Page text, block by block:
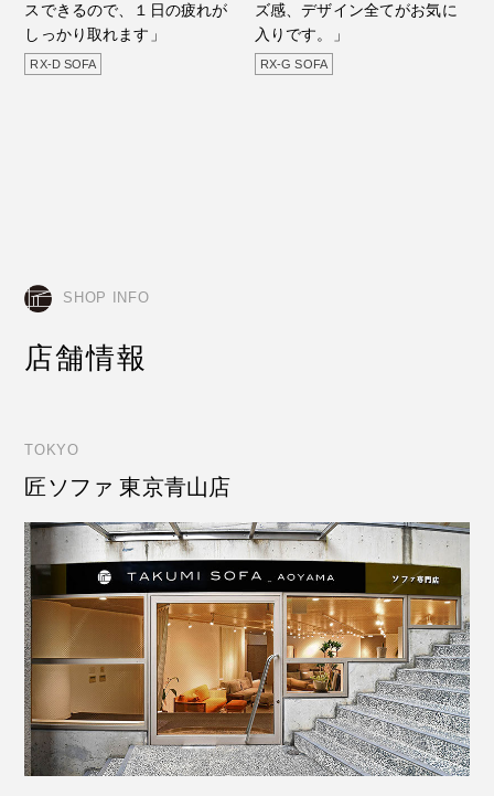
１日の疲れがしっかり取れ
ます」"/>
スできるので、１日の疲れが
しっかり取れます」
RX-D SOFA
てがお気に入りで
す。」"/>
ズ感、デザイン全てがお気に
入りです。」
RX-G SOFA
SHOP INFO
店舗情報
TOKYO
匠ソファ 東京青山店